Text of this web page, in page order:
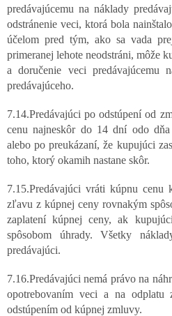
predávajúcemu na náklady
odstránenie veci, ktorá bola
účelom pred tým, ako sa vada
primeranej lehote neodstráni, môže
a doručenie veci predávajúcemu
predávajúceho.
7.14.Predávajúci po odstúpení od
cenu najneskôr do 14 dní odo dňa
alebo po preukázaní, že kupujúci
toho, ktorý okamih nastane skôr.
7.15.Predávajúci vráti kúpnu cenu
zľavu z kúpnej ceny rovnakým
zaplatení kúpnej ceny, ak
spôsobom úhrady. Všetky
predávajúci.
7.16.Predávajúci nemá právo na
opotrebovaním veci a na odplatu
odstúpením od kúpnej zmluvy.